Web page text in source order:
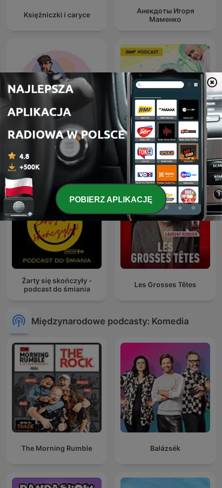
Księżniczki i caryce
Анекдоты Игоря
Маменко
MÓWI SIĘ Wstawaj, szkoda dnia
Żarty się skończyły -
podcast do śmiania
Les Grosses Têtes
Międzynarodowe podcasty: Komedia
The Morning Rumble Balázsék
POBIERZ APLIKACJĘ